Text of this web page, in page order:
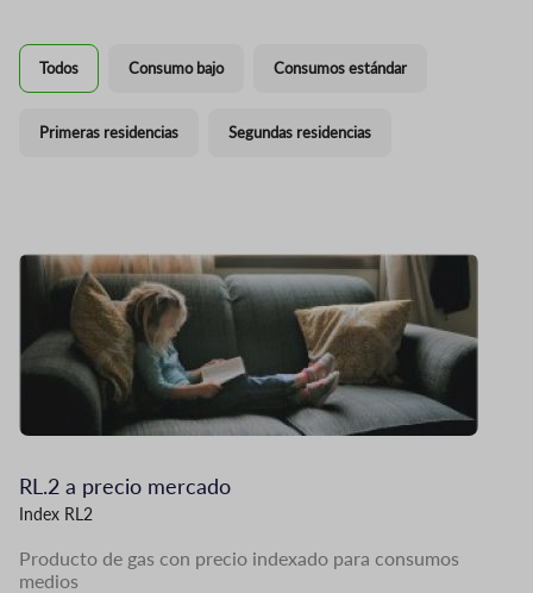
Todos Consumo bajo Consumos estándar
Primeras residencias Segundas residencias
Imagen
RL.2 a precio mercado
Index RL2
Producto de gas con precio indexado para consumos
medios